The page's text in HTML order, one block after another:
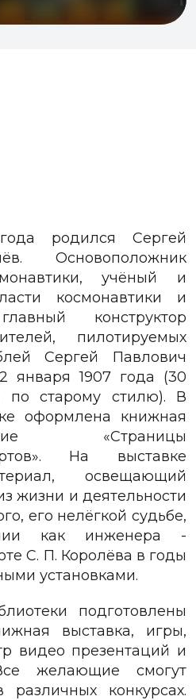
родился Сергей
Основоположник
учёный и
космонавтики и
конструктор
пилотируемых
Сергей Павлович
января 1907 года (30
по старому стилю). В
оформлена книжная
«Страницы
На выставке
освещающий
жизни и деятельности
его нелёгкой судьбе,
как инженера -
С. П. Королёва в годы
установками.
подготовлены
выставка, игры,
видео презентаций и
желающие смогут
конкурсах.